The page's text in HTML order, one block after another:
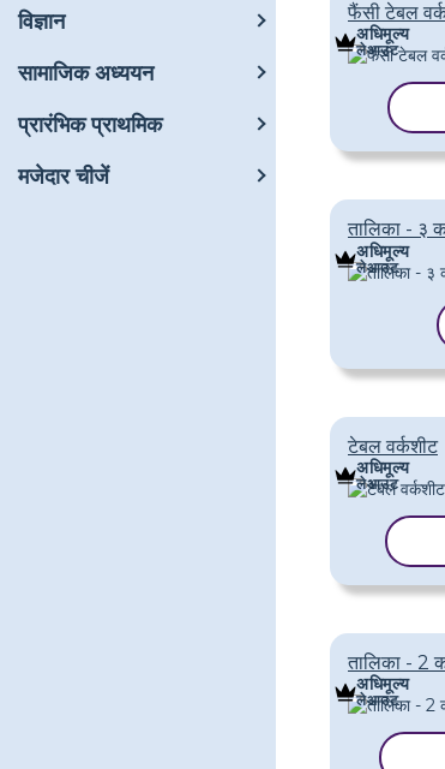
विज्ञान
सामाजिक अध्ययन
प्रारंभिक प्राथमिक
मजेदार चीजें
फैंसी टेबल
अधिमूल्य
लेआउट
तालिका - ३
अधिमूल्य
लेआउट
टेबल वर्कशीट
अधिमूल्य
लेआउट
तालिका - 2
अधिमूल्य
लेआउट